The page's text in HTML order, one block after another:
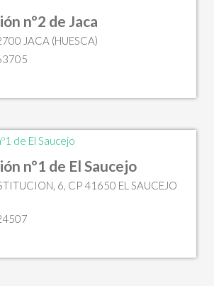
nº2 de Jaca
JACA (HUESCA)
nº1 de El Saucejo
6, CP 41650 EL SAUCEJO